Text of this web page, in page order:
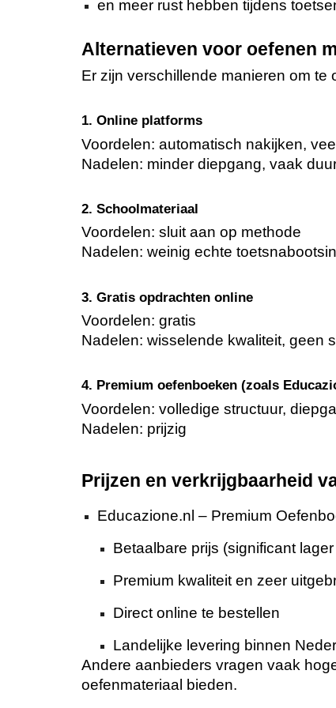
en meer rust hebben tijdens
Alternatieven voor oefenen
Er zijn verschillende manieren om te
1. Online platforms
Voordelen: automatisch nakijken,
Nadelen: minder diepgang, vaak
2. Schoolmateriaal
Voordelen: sluit aan op methode
Nadelen: weinig echte
3. Gratis opdrachten online
Voordelen: gratis
Nadelen: wisselende kwaliteit, geen
4. Premium oefenboeken (zoals
Voordelen: volledige structuur,
Nadelen: prijzig
Prijzen en verkrijgbaarheid
Educazione.nl – Premium
Betaalbare prijs (significant
Premium kwaliteit en zeer
Direct online te bestellen
Landelijke levering binnen
Andere aanbieders vragen vaak
oefenmateriaal bieden.